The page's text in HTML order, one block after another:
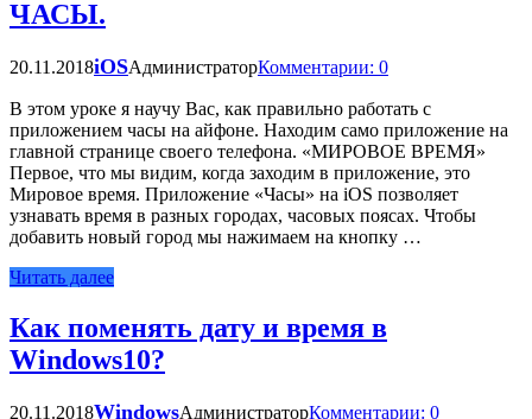
ЧАСЫ.
20.11.2018iOSАдминистраторКомментарии: 0
В этом уроке я научу Вас, как правильно работать с
приложением часы на айфоне. Находим само приложение на
главной странице своего телефона. «МИРОВОЕ ВРЕМЯ»
Первое, что мы видим, когда заходим в приложение, это
Мировое время. Приложение «Часы» на iOS позволяет
узнавать время в разных городах, часовых поясах. Чтобы
добавить новый город мы нажимаем на кнопку …
Читать далее
Как поменять дату и время в
Windows10?
20.11.2018WindowsАдминистраторКомментарии: 0